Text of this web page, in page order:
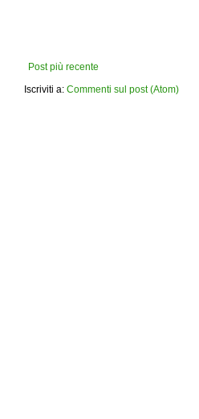
Post più recente
Iscriviti a: Commenti sul post (Atom)